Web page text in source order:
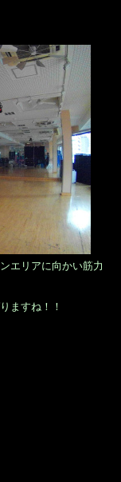
エリアに向かい筋力
ますね！！